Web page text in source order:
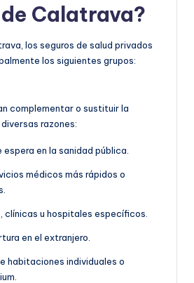
Calatrava?
los seguros de salud privados
los siguientes grupos:
complementar o sustituir la
razones:
en la sanidad pública.
médicos más rápidos o
clínicas u hospitales específicos.
en el extranjero.
habitaciones individuales o